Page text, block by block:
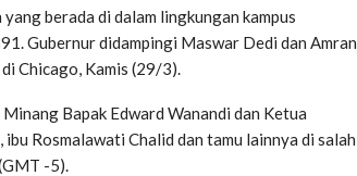
berada di dalam lingkungan kampus
Gubernur didampingi Maswar Dedi dan Amran
Chicago, Kamis (29/3).
Bapak Edward Wanandi dan Ketua
Rosmalawati Chalid dan tamu lainnya di salah
-5).